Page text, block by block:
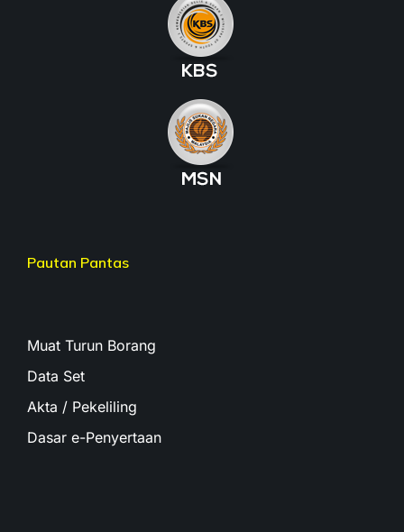
Pautan Pantas
Muat Turun Borang
Data Set
Akta / Pekeliling
Dasar e-Penyertaan